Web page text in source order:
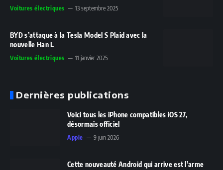
Voitures électriques 13 septembre 2025
BYD s’attaque à la Tesla Model S Plaid avec la
nouvelle Han L
Voitures électriques 11 janvier 2025
Dernières publications
Voici tous les iPhone compatibles iOS 27,
désormais officiel
Apple 9 juin 2026
Cette nouveauté Android qui arrive est l’arme